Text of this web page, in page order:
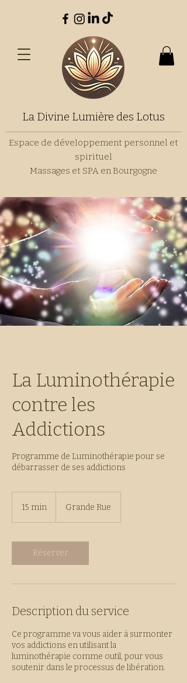
La Divine Lumière des Lotus
Espace de développement personnel et
spirituel
Massages et SPA en Bourgogne
La Luminothérapie
contre les
Addictions
Programme de Luminothérapie pour se
débarrasser de ses addictions
15 min
i
n
Grande Rue
Réserver
Description du service
Ce programme va vous aider à surmonter
vos addictions en utilisant la
luminothérapie comme outil, pour vous
soutenir dans le processus de libération.